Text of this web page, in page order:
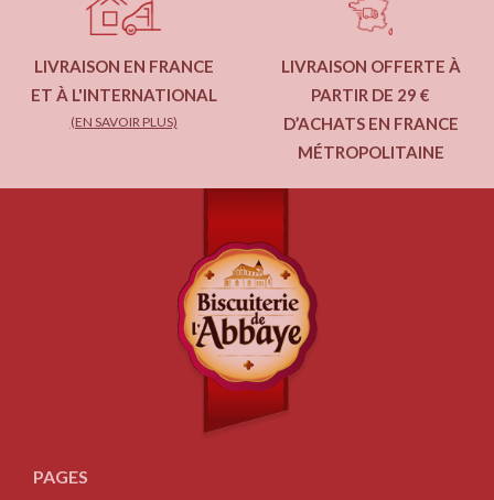
LIVRAISON EN FRANCE
ET À L'INTERNATIONAL
(EN SAVOIR PLUS)
LIVRAISON OFFERTE À
PARTIR DE 29 €
D’ACHATS EN FRANCE
MÉTROPOLITAINE
PAGES